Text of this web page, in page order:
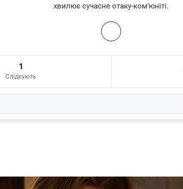
хвилює сучасне отаку-ком’юніті.
1
Слідкують